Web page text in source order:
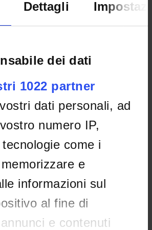
Dettagli
dei dati
1022 partner
dati personali, ad
numero IP,
come i
e
informazioni sul
al fine di
e contenuti
AND POSTGRADUATE